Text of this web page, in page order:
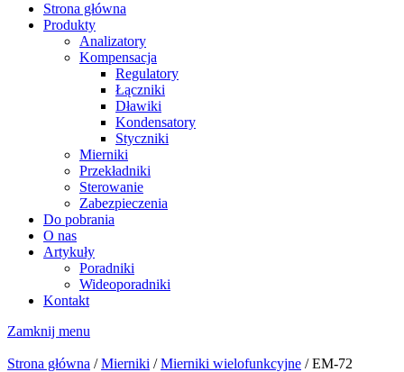
Strona główna
Produkty
Analizatory
Kompensacja
Regulatory
Łączniki
Dławiki
Kondensatory
Styczniki
Mierniki
Przekładniki
Sterowanie
Zabezpieczenia
Do pobrania
O nas
Artykuły
Poradniki
Wideoporadniki
Kontakt
Zamknij menu
Strona główna /Mierniki /Mierniki wielofunkcyjne / EM-72